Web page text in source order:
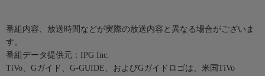
番組内容、放送時間などが実際の放送内容と異なる場合がございま
す。
番組データ提供元：IPG Inc.
TiVo、Gガイド、G-GUIDE、およびGガイドロゴは、米国TiVo